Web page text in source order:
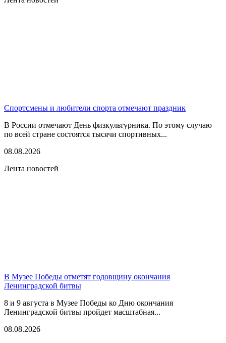
Спортсмены и любители спорта отмечают праздник
В России отмечают День физкультурника. По этому случаю
по всей стране состоятся тысячи спортивных...
08.08.2026
Лента новостей
В Музее Победы отметят годовщину окончания
Ленинградской битвы
8 и 9 августа в Музее Победы ко Дню окончания
Ленинградской битвы пройдет масштабная...
08.08.2026